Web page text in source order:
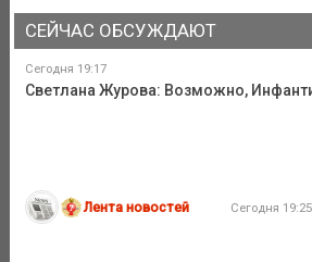
СЕЙЧАС ОБСУЖДАЮТ
Сегодня 19:17
Светлана Журова: Возможно,
Лента новостей Сегодня 19:25